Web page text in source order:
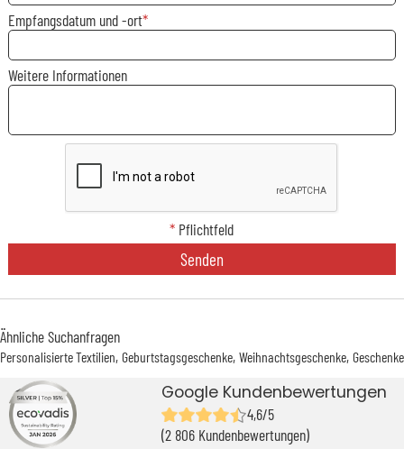
Empfangsdatum und -ort
Weitere Informationen
* Pflichtfeld
Senden
Ähnliche Suchanfragen
Personalisierte Textilien Geburtstagsgeschenke Weihnachtsgeschenke
Google Kundenbewertungen
4,6/5
(2 806 Kundenbewertungen)